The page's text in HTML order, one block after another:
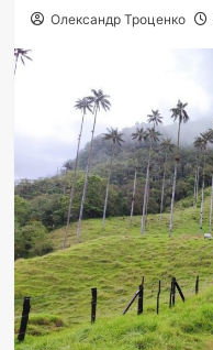
Олександр Троценко